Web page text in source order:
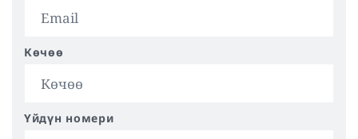
Көчөө
Үйдүн номери